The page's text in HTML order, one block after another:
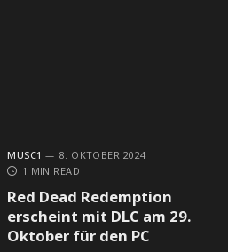
MUSC1
8. OKTOBER 2024
1 MIN READ
Red Dead Redemption
erscheint mit DLC am 29.
Oktober für den PC